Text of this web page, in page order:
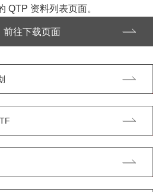
QTP 资料列表页面。
前往下载页面